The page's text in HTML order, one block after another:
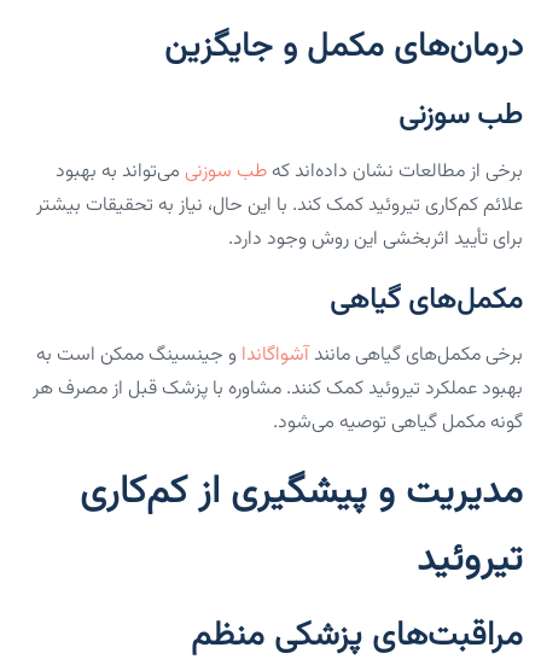
درمان‌های مکمل و جایگزین
طب سوزنی
برخی از مطالعات نشان داده‌اند که طب سوزنی می‌تواند به بهبود
علائم کم‌کاری تیروئید کمک کند. با این حال، نیاز به تحقیقات بیشتر
برای تأیید اثربخشی این روش وجود دارد.
مکمل‌های گیاهی
برخی مکمل‌های گیاهی مانندآشواگاندا و جینسینگ ممکن است به
بهبود عملکرد تیروئید کمک کنند. مشاوره با پزشک قبل از مصرف هر
گونه مکمل گیاهی توصیه می‌شود.
مدیریت و پیشگیری از کم‌کاری
تیروئید
مراقبت‌های پزشکی منظم